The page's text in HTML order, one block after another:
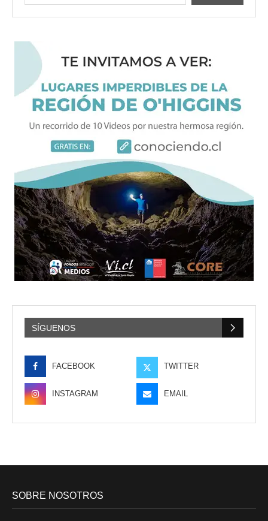
SÍGUENOS
FACEBOOK TWITTER
INSTAGRAM EMAIL
SOBRE NOSOTROS